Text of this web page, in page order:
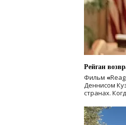
Рейган
Фильм «
Деннисом
странах.